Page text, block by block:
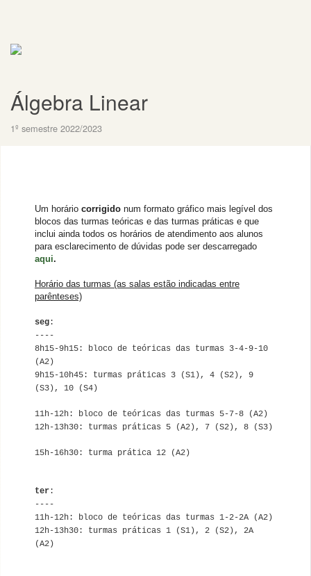
Álgebra Linear
1º semestre 2022/2023
Um horário corrigido num formato gráfico mais legível dos
blocos das turmas teóricas e das turmas práticas e que
inclui ainda todos os horários de atendimento aos alunos
para esclarecimento de dúvidas pode ser descarregado
aqui.
Horário das turmas (as salas estão indicadas entre
parênteses)
seg :
----
8h15-9h15: bloco de teóricas das turmas 3-4-9-10
(A2)
9h15-10h45: turmas práticas
3 (S1), 4 (S2),
9
(S3), 10 (S4)
11h-12h: bloco de teóricas das turmas 5-7-8 (A2)
12h-13h30: turmas práticas 5 (A2), 7 (S2), 8 (S3)
15h-16h30: turma prática 12 (A2)
ter :
----
11h-12h: bloco de teóricas das turmas 1-2-2A (A2)
12h-13h30: turmas práticas 1 (S1), 2 (S2), 2A
(A2)